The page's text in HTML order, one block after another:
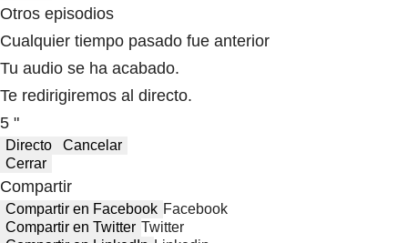
Otros episodios
Cualquier tiempo pasado fue anterior
Tu audio se ha acabado.
Te redirigiremos al directo.
5 "
Directo
Cancelar
Cerrar
Compartir
Compartir en Facebook Facebook
Compartir en Twitter Twitter